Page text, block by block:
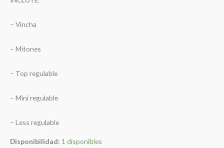
– Vincha
– Mitones
– Top regulable
– Mini regulable
– Less regulable
Disponibilidad: 1 disponibles